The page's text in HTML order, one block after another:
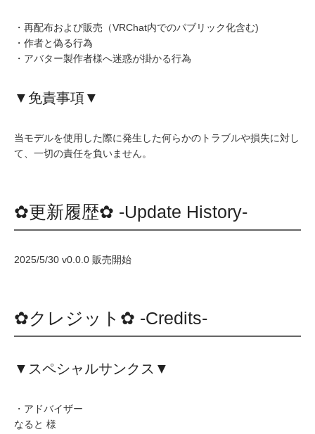
・再配布および販売（VRChat内でのパブリック化含む)
・作者と偽る行為
・アバター製作者様へ迷惑が掛かる行為
▼免責事項▼
当モデルを使用した際に発生した何らかのトラブルや損失に対し
て、一切の責任を負いません。
✿更新履歴✿ -Update History-
2025/5/30 v0.0.0 販売開始
✿クレジット✿ -Credits-
▼スペシャルサンクス▼
・アドバイザー
なると 様